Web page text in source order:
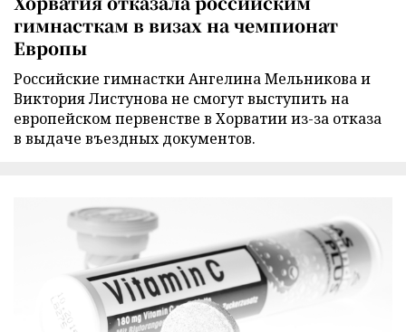
гимнасткам в визах на чемпионат
Европы
Российские гимнастки Ангелина Мельникова и
Виктория Листунова не смогут выступить на
европейском первенстве в Хорватии из-за отказа
в выдаче въездных документов.